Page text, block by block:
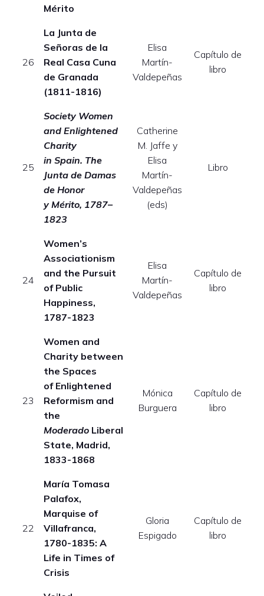
Mérito
26
La Junta de
Señoras de la
Real Casa Cuna
de Granada
(1811-1816)
Elisa
Martín-
Valdepeñas
Capítulo de
libro
25
Society Women
and Enlightened
Charity
in Spain. The
Junta de Damas
de Honor
y Mérito, 1787–
1823
Catherine
M. Jaffe y
Elisa
Martín-
Valdepeñas
(eds)
Libro
24
Women’s
Associationism
and the Pursuit
of Public
Happiness,
1787-1823
Elisa
Martín-
Valdepeñas
Capítulo de
libro
23
Women and
Charity between
the Spaces
of Enlightened
Reformism and
the
Moderado Liberal
State, Madrid,
1833-1868
Mónica
Burguera
Capítulo de
libro
22
María Tomasa
Palafox,
Marquise of
Villafranca,
1780-1835: A
Life in Times of
Crisis
Gloria
Espigado
Capítulo de
libro